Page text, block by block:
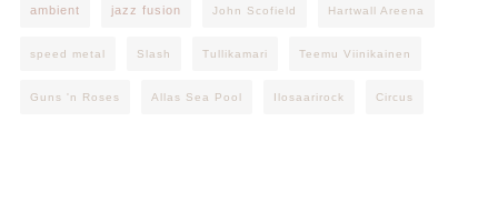
ambient jazz fusion John Scofield Hartwall Areena
speed metal Slash Tullikamari Teemu Viinikainen
Guns 'n Roses Allas Sea Pool Ilosaarirock Circus